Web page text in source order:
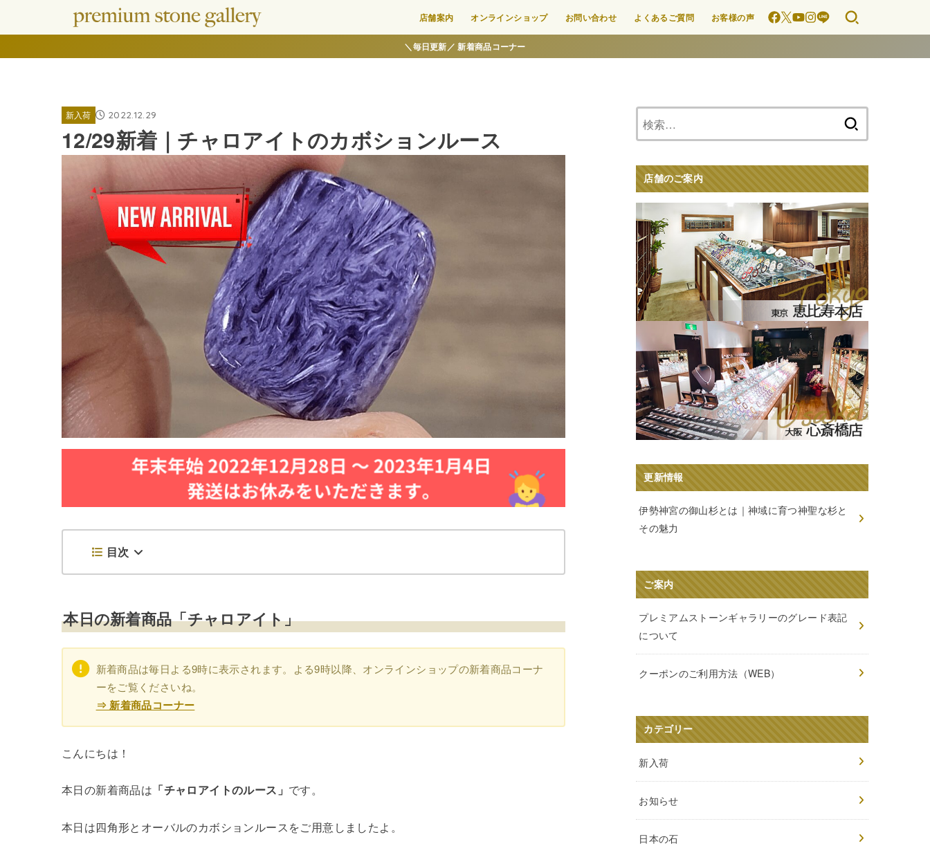
店舗案内 オンラインショップ お問い合わせ よくあるご質問 お客様の声
＼毎日更新／ 新着商品コーナー
新入荷 2022.12.29
12/29新着｜チャロアイトのカボションルース
目次
本日の新着商品「チャロアイト」
新着商品は毎日よる9時に表示されます。よる9時以降、オンラインショップの新着商品コーナ
ーをご覧くださいね。
⇒ 新着商品コーナー
こんにちは！
本日の新着商品は 「チャロアイトのルース」 です。
本日は四角形とオーバルのカボションルースをご用意しましたよ。
店舗のご案内
更新情報
伊勢神宮の御山杉とは｜神域に育つ神聖な杉と
その魅力
ご案内
プレミアムストーンギャラリーのグレード表記
について
クーポンのご利用方法（WEB）
カテゴリー
新入荷
お知らせ
日本の石